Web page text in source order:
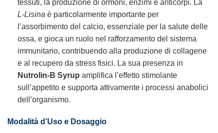
tessuti, la produzione di ormoni, enzimi e anticorpi. La
L-Lisina è particolarmente importante per
l’assorbimento del calcio, essenziale per la salute delle
ossa, e gioca un ruolo nel rafforzamento del sistema
immunitario, contribuendo alla produzione di collagene
e al recupero da stress fisici. La sua presenza in
Nutrolin-B Syrup amplifica l’effetto stimolante
sull’appetito e supporta attivamente i processi anabolici
dell’organismo.
Modalità d’Uso e Dosaggio